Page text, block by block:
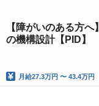
【障がいのある方
の機構設計【PID】
月給27.3万円 〜 43.4万円